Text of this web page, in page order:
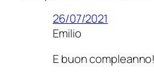
26/07/2021
Emilio
E buon compleanno!